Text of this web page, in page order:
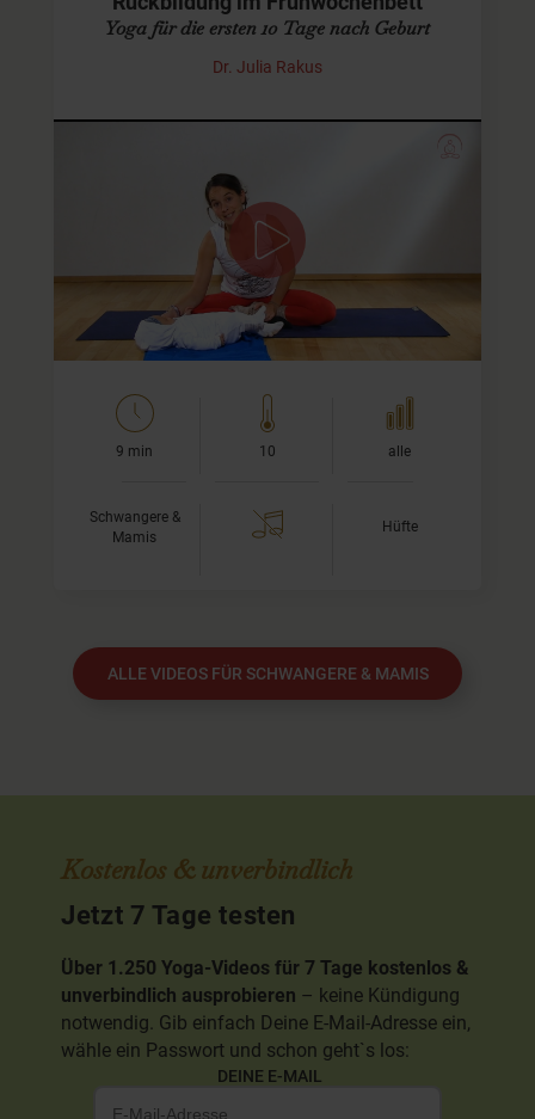
Yoga für die ersten 10 Tage nach Geburt
Dr. Julia Rakus
Übungen für den Beckenboden
im Frühwochenbett
Als Frühwochenbett werden die ersten zehn Tage nach
der Geburt bezeichnet. Die sanften Übungen dieses
Videos werden Dir bereits in dieser Zeit helfen,…
9 min 10 alle
Schwangere &
Mamis
Hüfte
ALLE VIDEOS FÜR SCHWANGERE & MAMIS
Kostenlos & unverbindlich
Jetzt 7 Tage testen
Über 1.250 Yoga-Videos für 7 Tage kostenlos &
unverbindlich ausprobieren – keine Kündigung
notwendig. Gib einfach Deine E-Mail-Adresse ein,
wähle ein Passwort und schon geht`s los:
DEINE E-MAIL